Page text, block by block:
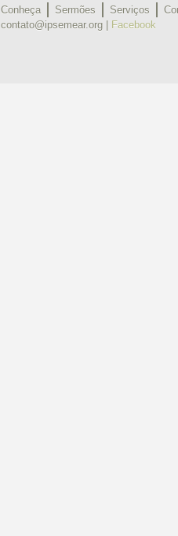
Conheça Sermões Serviços
contato@ipsemear.org |
Facebook